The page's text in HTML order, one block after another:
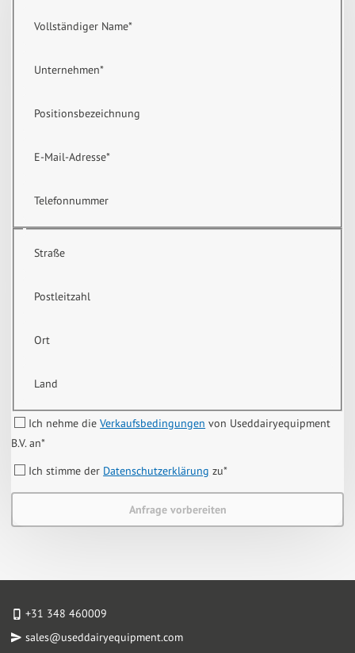
Vollständiger Name*
Unternehmen*
Positionsbezeichnung
E-Mail-Adresse*
Telefonnummer
Straße
Postleitzahl
Ort
Land
Ich nehme dieVerkaufsbedingungen von Useddairyequipment
B.V. an*
Ich stimme der Datenschutzerklärung zu*
Anfrage vorbereiten
+31 348 460009
sales@useddairyequipment.com